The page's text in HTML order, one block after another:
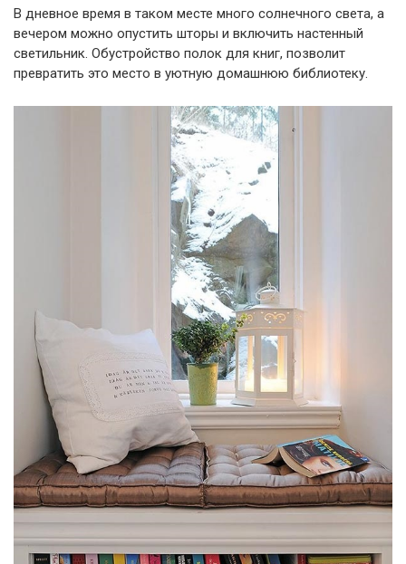
В дневное время в таком месте много солнечного света, а
вечером можно опустить шторы и включить настенный
светильник. Обустройство полок для книг, позволит
превратить это место в уютную домашнюю библиотеку.